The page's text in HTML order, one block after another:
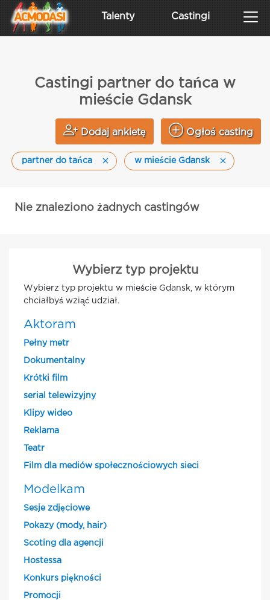
Talenty Castingi
Castingi partner do tańca w
mieście Gdansk
Dodaj ankietę Ogłoś casting
partner do tańca w mieście Gdansk
Nie znaleziono żadnych castingów
Wybierz typ projektu
Wybierz typ projektu w mieście Gdansk, w którym
chciałbyś wziąć udział.
Aktoram
Pełny metr
Dokumentalny
Krótki film
serial telewizyjny
Klipy wideo
Reklama
Teatr
Film dla mediów społecznościowych sieci
Modelkam
Sesje zdjęciowe
Pokazy (mody, hair)
Scoting dla agencji
Hostessa
Konkurs piękności
Promocji